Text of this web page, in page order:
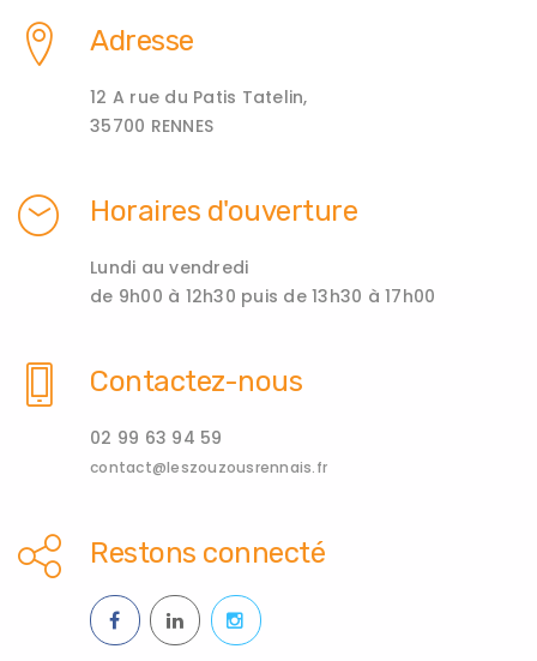
Adresse
12 A rue du Patis Tatelin,
35700 RENNES
Horaires d'ouverture
Lundi au vendredi
de 9h00 à 12h30 puis de 13h30 à 17h00
Contactez-nous
02 99 63 94 59
contact@leszouzousrennais.fr
Restons connecté